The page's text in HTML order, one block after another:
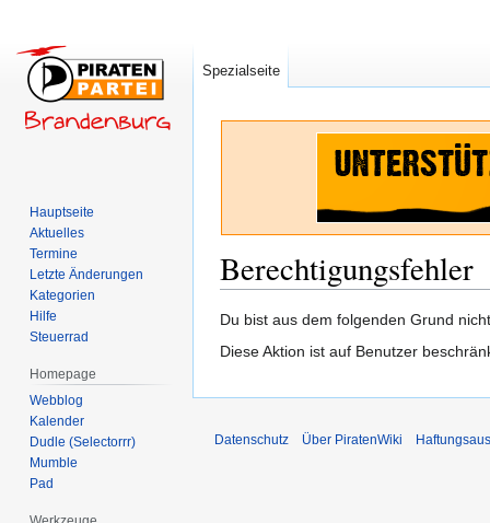
Berechtigungsfehler
Zur
Navigation
Zur
Suche
Du bist aus dem folgenden Grund
Diese Aktion ist auf Benutzer
Spezialseite
Hauptseite
Aktuelles
Termine
Letzte Änderungen
Kategorien
Hilfe
Steuerrad
Homepage
Webblog
Kalender
Dudle (Selectorrr)
Mumble
Pad
Datenschutz Über PiratenWiki